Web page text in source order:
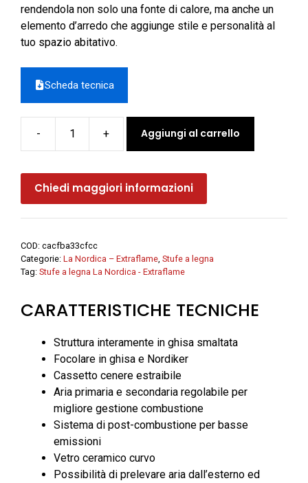
rendendola non solo una fonte di calore, ma anche un
elemento d’arredo che aggiunge stile e personalità al
tuo spazio abitativo.
Scheda tecnica
-
Stufa
legna
in
ghisa
-
La
-
quantità
+ Aggiungi al carrello
Chiedi maggiori informazioni
COD: cacfba33cfcc
Categorie: La Nordica – Extraflame Stufe a legna
Tag: Stufe a legna La Nordica - Extraflame
CARATTERISTICHE TECNICHE
Struttura interamente in ghisa smaltata
Focolare in ghisa e Nordiker
Cassetto cenere estraibile
Aria primaria e secondaria regolabile per
migliore gestione combustione
Sistema di post-combustione per basse
emissioni
Vetro ceramico curvo
Possibilità di prelevare aria dall’esterno ed